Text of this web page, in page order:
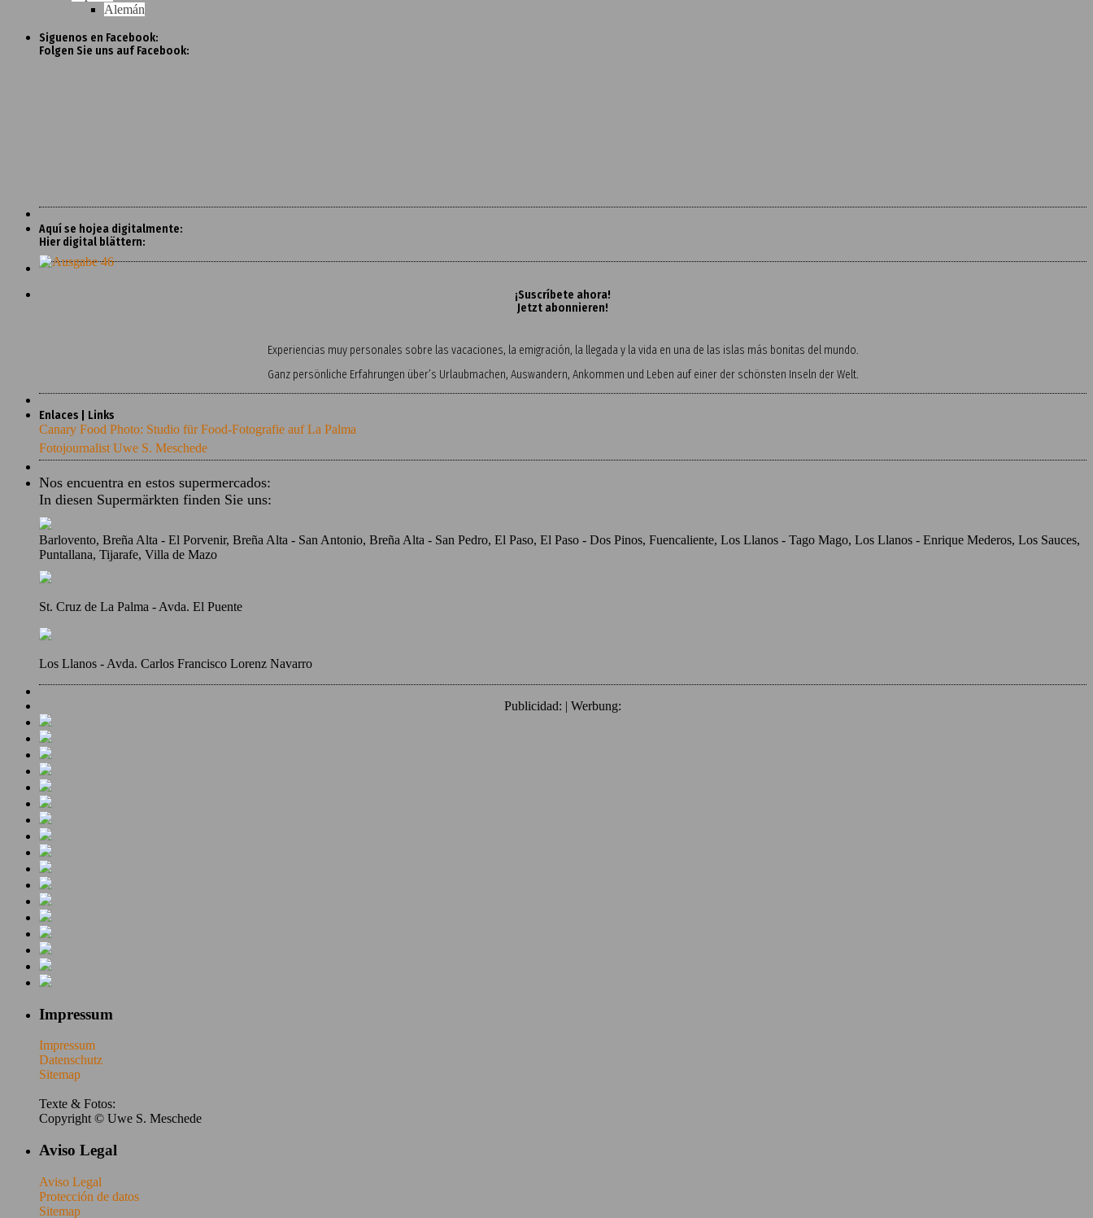
Alemán
Siguenos en Facebook:
Folgen Sie uns auf Facebook:
Aquí se hojea digitalmente:
Hier digital blättern:
¡Suscríbete ahora!
Jetzt abonnieren!
Experiencias muy personales sobre las vacaciones, la emigración, la llegada y la vida en una de las islas más bonitas del mundo.
Ganz persönliche Erfahrungen über’s Urlaubmachen, Auswandern, Ankommen und Leben auf einer der schönsten Inseln der Welt.
Enlaces | Links
Canary Food Photo: Studio für Food-Fotografie auf La Palma
Fotojournalist Uwe S. Meschede
Nos encuentra en estos supermercados:
In diesen Supermärkten finden Sie uns:
Barlovento, Breña Alta - El Porvenir, Breña Alta - San Antonio, Breña Alta - San Pedro, El Paso, El Paso - Dos Pinos, Fuencaliente, Los Llanos - Tago Mago, Los Llanos - Enrique Mederos, Los Sauces,
Puntallana, Tijarafe, Villa de Mazo
St. Cruz de La Palma - Avda. El Puente
Los Llanos - Avda. Carlos Francisco Lorenz Navarro
Publicidad: | Werbung:
Impressum
Impressum
Datenschutz
Sitemap
Texte & Fotos:
Copyright © Uwe S. Meschede
Aviso Legal
Aviso Legal
Protección de datos
Sitemap